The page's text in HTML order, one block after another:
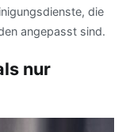
die
angepasst sind.
nur